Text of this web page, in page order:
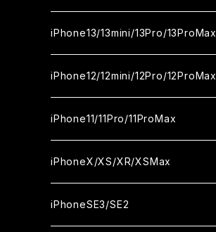
セラミックフィルム
ガラスフィルム
セラミックフィルム
iPhone16Plus
ガラスフィルム
セラミックフィルム
iPhone16ProMax
ガラスフィルム
セラミックフィルム
ガラスフィルム
セラミックフィルム
iPhone15Pro
ガラスフィルム
セラミックフィルム
iPhone15Plus
ガラスフィルム
セラミックフィルム
iPhone15ProMax
ガラスフィルム
セラミックフィルム
iPhone14
ガラスフィルム
セラミックフィルム
iPhone14Pro
ガラスフィルム
セラミックフィルム
iPhone14Plus
ガラスフィルム
セラミックフィルム
iPhone14ProMax
ガラスフィルム
iPhone13/13mini/13Pro/13ProMax
iPhone13/13Pro
ガラスフィルム
セラミックフィルム
iPhone13mini
ガラスフィルム
セラミックフィルム
iPhone13ProMax
ガラスフィルム
iPhone12/12mini/12Pro/12ProMax
iPhone12/12Pro
ガラスフィルム
セラミックフィルム
iPhone12mini
ガラスフィルム
iPhone12ProMax
iPhone11/11Pro/11ProMax
iPhone11
ガラスフィルム
iPhone11Pro
iPhoneX/XS/XR/XSMax
iPhoneX
iPhoneSE3/SE2